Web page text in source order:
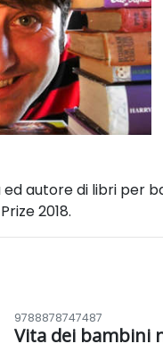
ed autore di libri per
2018.
9788878747487
Vita dei bambini